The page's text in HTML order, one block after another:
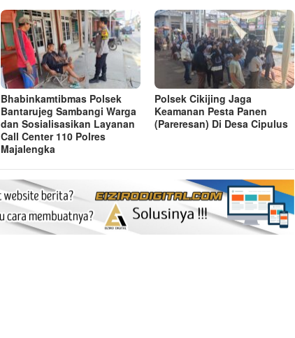
Bhabinkamtibmas Polsek
Bantarujeg Sambangi Warga
dan Sosialisasikan Layanan
Call Center 110 Polres
Majalengka
Polsek Cikijing Jaga
Keamanan Pesta Panen
(Pareresan) Di Desa Cipulus